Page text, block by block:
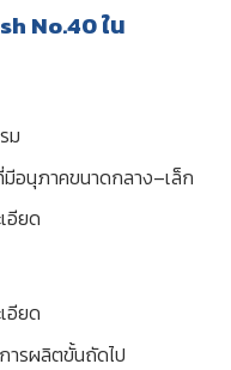
No.40 ใน
ม
มีอนุภาคขนาดกลาง–เล็ก
อียด
อียด
ารผลิตขั้นถัดไป